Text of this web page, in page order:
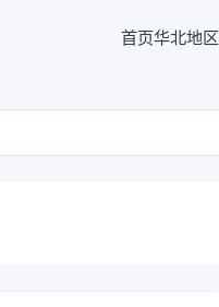
首页华北地区